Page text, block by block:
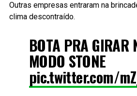
Outras empresas entraram na
clima descontraído.
BOTA PRA GIRAR
MODO STONE
pic.twitter.com/